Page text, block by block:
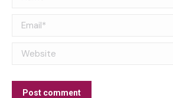
Email *
Website
Post comment